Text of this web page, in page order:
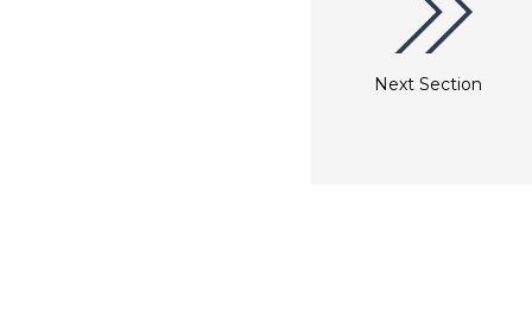
Next Section